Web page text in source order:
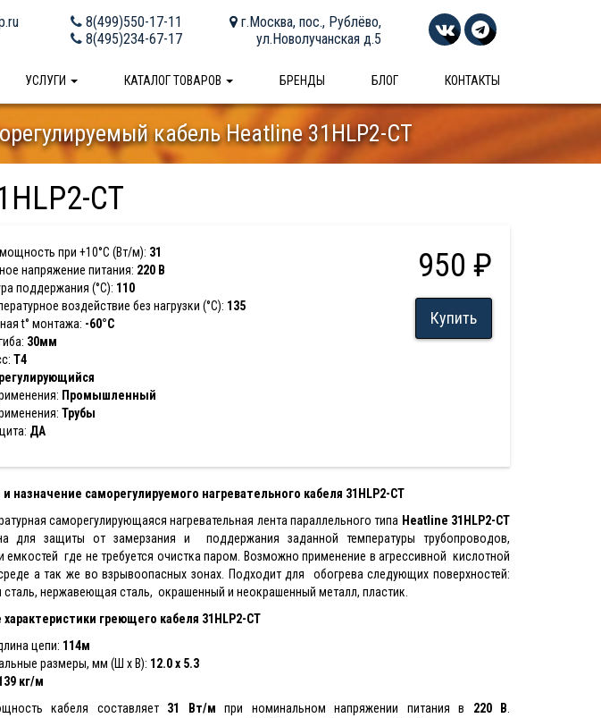
8(499)550-17-11
8(495)234-67-17
г.Москва, пос., Рублёво,
ул.Новолучанская д.5
УСЛУГИ КАТАЛОГ ТОВАРОВ БРЕНДЫ БЛОГ КОНТАКТЫ
кабель Heatline 31HLP2-CT
CT
при +10°С (Вт/м): 31
напряжение питания: 220 В
поддержания (°С): 110
воздействие без нагрузки (°С): 135
t° монтажа: -60°С
30мм
T4
Промышленный
Трубы
ДА
950 ₽
Купить
назначение саморегулируемого нагревательного кабеля 31HLP2-CT
саморегулирующаяся нагревательная лента параллельного типа Heatline 31HLP2-CT
для защиты от замерзания и поддержания заданной температуры трубопроводов,
емкостей где не требуется очистка паром. Возможно применение в агрессивной кислотной
а так же во взрывоопасных зонах. Подходит для обогрева следующих поверхностей:
сталь, нержавеющая сталь, окрашенный и неокрашенный металл, пластик.
характеристики греющего кабеля 31HLP2-CT
цепи: 114м
размеры, мм (Ш x В): 12.0 x 5.3
кг/м
кабеля составляет 31 Вт/м при номинальном напряжении питания в 220 В